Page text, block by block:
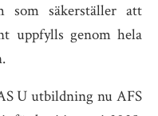
som säkerställer att
uppfylls genom hela
U utbildning nu AFS